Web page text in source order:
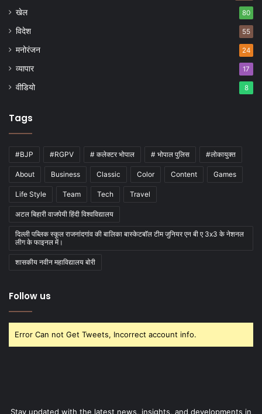
खेल 80
विदेश 55
मनोरंजन 24
व्यापार 17
वीडियो 8
Tags
#BJP #RGPV # कलेक्टर भोपाल # भोपाल पुलिस #लोकायुक्त
About Business Classic Color Content Games
Life Style Team Tech Travel
अटल बिहारी वाजपेयी हिंदी विश्वविद्यालय
दिल्ली पब्लिक स्कूल राजनांदगांव की बालिका बास्केटबाॅल टीम जुनियर एन बी ए 3x3 के नेशनल
लीग के फाइनल में।
शासकीय नवीन महाविद्यालय बोरी
Follow us
Error Can not Get Tweets, Incorrect account info.
Stay updated with the latest news, insights, and developments in